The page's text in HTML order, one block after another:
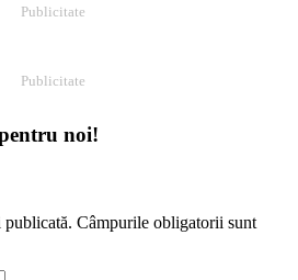
Publicitate
Publicitate
noi!
publicată. Câmpurile obligatorii sunt